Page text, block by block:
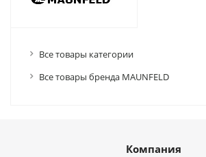
Все товары категории
Все товары бренда MAUNFELD
Компания